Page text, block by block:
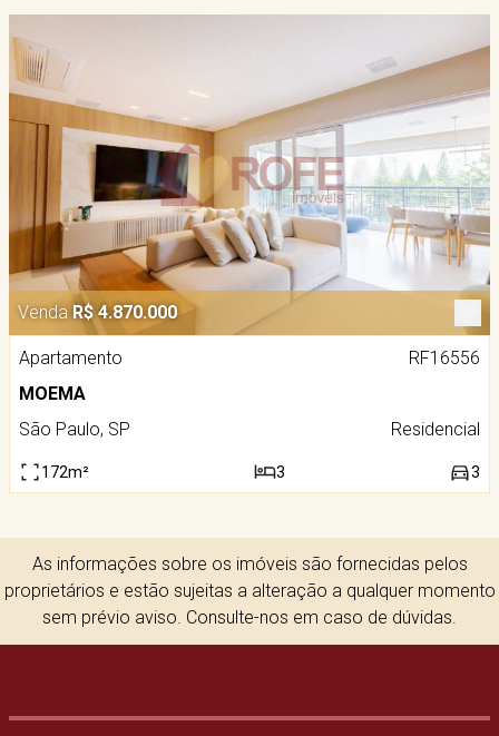
Venda R$ 4.870.000
Apartamento
RF16556
MOEMA
São Paulo, SP
Residencial
172m² 3 3
As informações sobre os imóveis são fornecidas pelos
proprietários e estão sujeitas a alteração a qualquer momento
sem prévio aviso. Consulte-nos em caso de dúvidas.